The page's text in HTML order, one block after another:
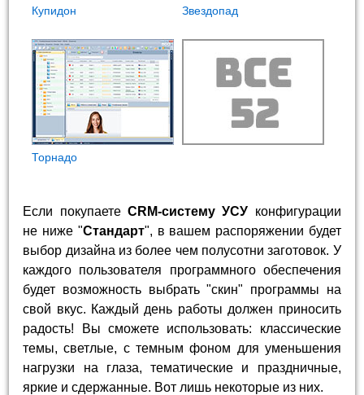
Купидон Звездопад
Торнадо
Если покупаете CRM-систему УСУ конфигурации
не ниже "Стандарт", в вашем распоряжении будет
выбор дизайна из более чем полусотни заготовок. У
каждого пользователя программного обеспечения
будет возможность выбрать "скин" программы на
свой вкус. Каждый день работы должен приносить
радость! Вы сможете использовать: классические
темы, светлые, с темным фоном для уменьшения
нагрузки на глаза, тематические и праздничные,
яркие и сдержанные. Вот лишь некоторые из них.